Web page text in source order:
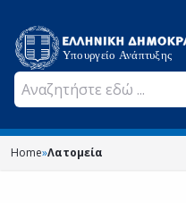
Home»Λατομεία